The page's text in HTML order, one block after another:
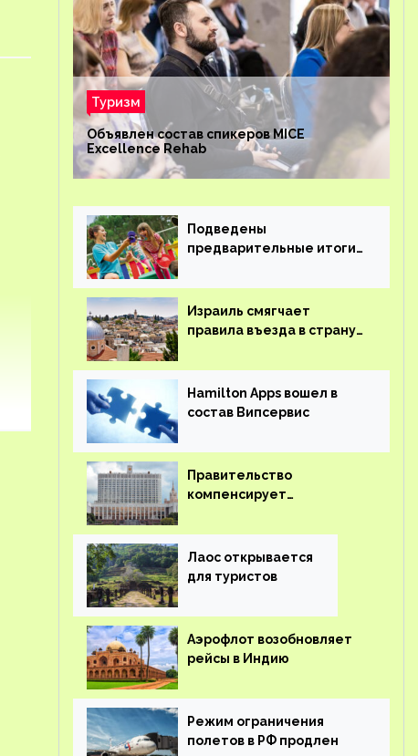
Туризм
Объявлен состав спикеров MICE
Excellence Rehab
Подведены
предварительные итоги
Израиль смягчает
правила въезда в страну
Hamilton Apps вошел в
состав Випсервис
Правительство
компенсирует
на вывоз россиян из-за
рубежа
Лаос открывается
для туристов
Аэрофлот возобновляет
рейсы в Индию
Режим ограничения
полетов в РФ продлен